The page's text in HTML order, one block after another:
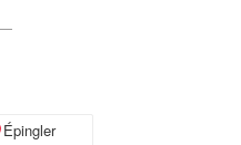
X
ÉpinglerÉpingler sur Pinterest